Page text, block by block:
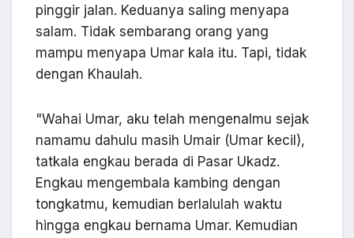
pinggir jalan. Keduanya saling menyapa
salam. Tidak sembarang orang yang
mampu menyapa Umar kala itu. Tapi, tidak
dengan Khaulah.
"Wahai Umar, aku telah mengenalmu sejak
namamu dahulu masih Umair (Umar kecil),
tatkala engkau berada di Pasar Ukadz.
Engkau mengembala kambing dengan
tongkatmu, kemudian berlalulah waktu
hingga engkau bernama Umar. Kemudian